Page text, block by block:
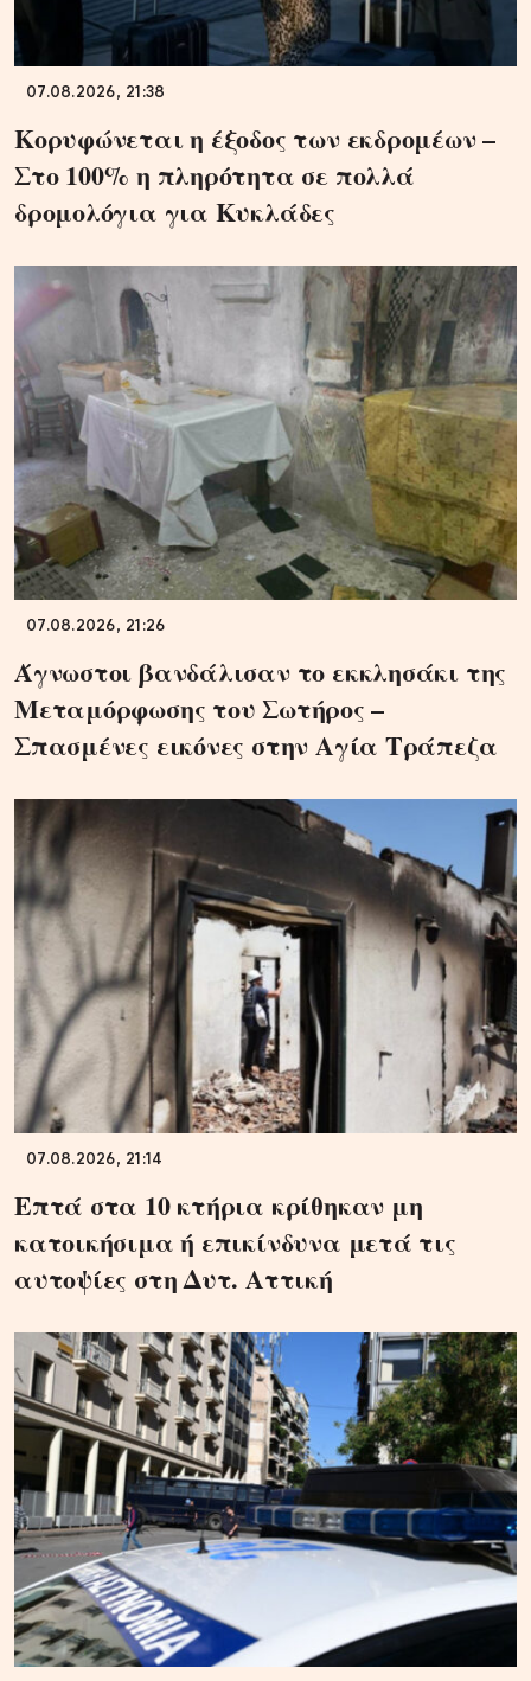
07.08.2026, 21:38
Κορυφώνεται η έξοδος των εκδρομέων –
Στο 100% η πληρότητα σε πολλά
δρομολόγια για Κυκλάδες
07.08.2026, 21:26
Άγνωστοι βανδάλισαν το εκκλησάκι της
Μεταμόρφωσης του Σωτήρος –
Σπασμένες εικόνες στην Αγία Τράπεζα
07.08.2026, 21:14
Επτά στα 10 κτήρια κρίθηκαν μη
κατοικήσιμα ή επικίνδυνα μετά τις
αυτοψίες στη Δυτ. Αττική